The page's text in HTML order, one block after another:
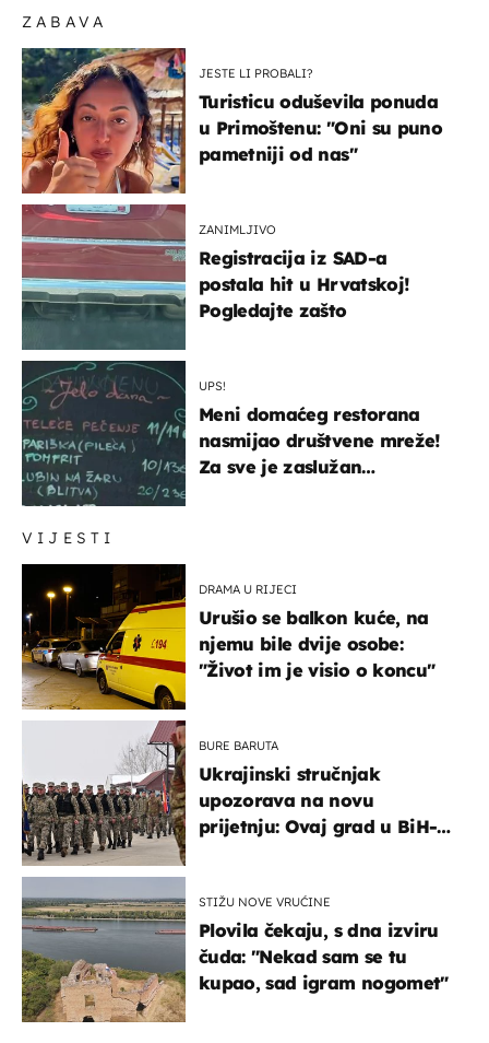
VIJESTI
DRAMA U RIJECI
Urušio se balkon kuće, na
njemu bile dvije osobe:
"Život im je visio o koncu"
BURE BARUTA
Ukrajinski stručnjak
upozorava na novu
prijetnju: Ovaj grad u BiH-u
STIŽU NOVE VRUĆINE
Plovila čekaju, s dna izviru
čuda: "Nekad sam se tu
kupao, sad igram nogomet"
ZABAVA
JESTE LI PROBALI?
Turisticu oduševila ponuda
u Primoštenu: "Oni su puno
pametniji od nas"
ZANIMLJIVO
Registracija iz SAD-a
postala hit u Hrvatskoj!
Pogledajte zašto
UPS!
Meni domaćeg restorana
nasmijao društvene mreže!
Za sve je zaslužan